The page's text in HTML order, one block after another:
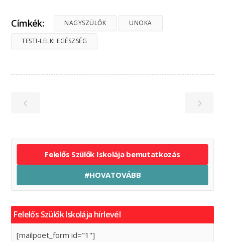
Címkék: NAGYSZÜLŐK UNOKA
TESTI-LELKI EGÉSZSÉG
Felelős Szülők Iskolája bemutatkozás
#HOVATOVÁBB
Felelős Szülők Iskolája hírlevél
[mailpoet_form id="1"]